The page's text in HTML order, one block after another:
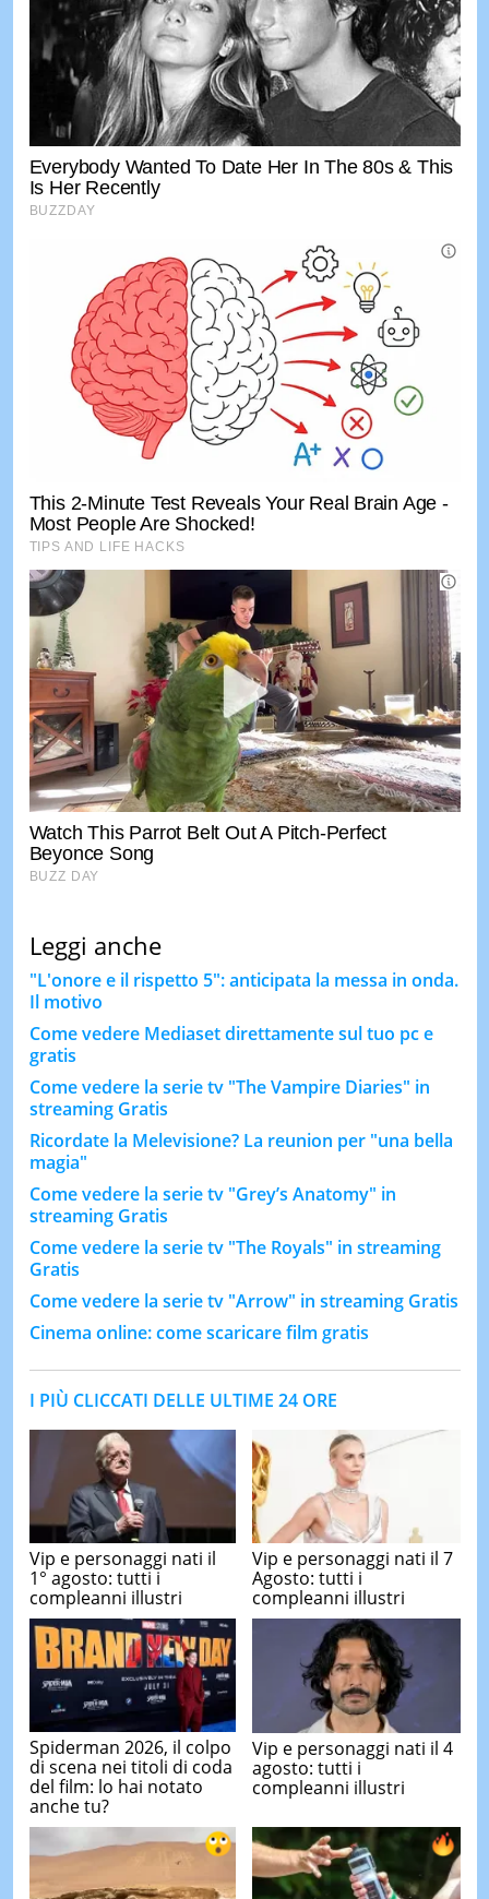
Leggi anche
"L'onore e il rispetto 5": anticipata la messa in onda.
Il motivo
Come vedere Mediaset direttamente sul tuo pc e
gratis
Come vedere la serie tv "The Vampire Diaries" in
streaming Gratis
Ricordate la Melevisione? La reunion per "una bella
magia"
Come vedere la serie tv "Grey’s Anatomy" in
streaming Gratis
Come vedere la serie tv "The Royals" in streaming
Gratis
Come vedere la serie tv "Arrow" in streaming Gratis
Cinema online: come scaricare film gratis
I PIÙ CLICCATI DELLE ULTIME 24 ORE
Vip e personaggi nati il
1° agosto: tutti i
compleanni illustri
Vip e personaggi nati il 7
Agosto: tutti i
compleanni illustri
Spiderman 2026, il colpo
di scena nei titoli di coda
del film: lo hai notato
anche tu?
Vip e personaggi nati il 4
agosto: tutti i
compleanni illustri